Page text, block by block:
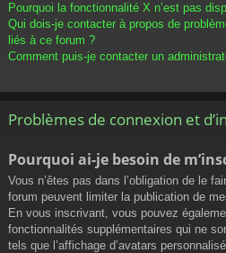
Pourquoi la fonctionnalité X n’est pas
Qui dois-je contacter à propos de
liés à ce forum ?
Comment puis-je contacter un
Problèmes de connexion et
Pourquoi ai-je besoin de
Vous n’êtes pas dans l’obligation de le
forum peuvent limiter la publication de
En vous inscrivant, vous pouvez
fonctionnalités supplémentaires qui ne
tels que l’affichage d’avatars